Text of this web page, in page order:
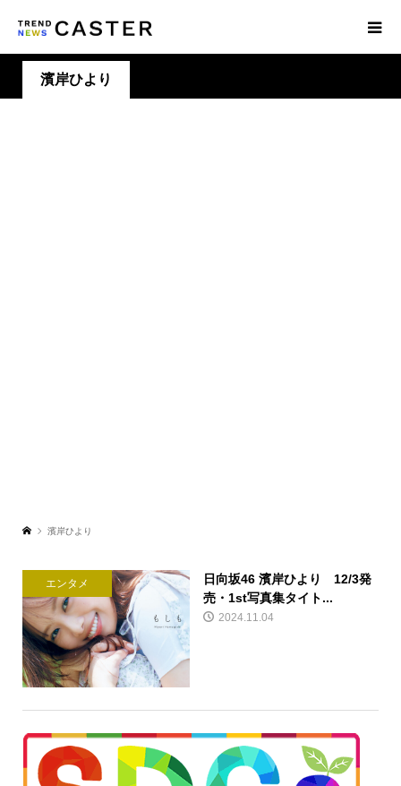
濱岸ひより
濱岸ひより
エンタメ
日向坂46 濱岸ひより 12/3発
売・1st写真集タイト...
2024.11.04